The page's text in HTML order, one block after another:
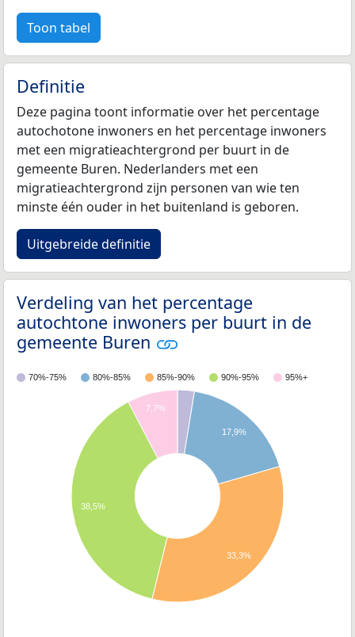
Toon tabel
Definitie
Deze pagina toont informatie over het percentage
autochotone inwoners en het percentage inwoners
met een migratieachtergrond per buurt in de
gemeente Buren. Nederlanders met een
migratieachtergrond zijn personen van wie ten
minste één ouder in het buitenland is geboren.
Uitgebreide definitie
Verdeling van het percentage
autochtone inwoners per buurt in de
gemeente Buren
70%-75% 80%-85% 85%-90% 90%-95% 95%+
17,9%
7,7%
38,5%
33,3%